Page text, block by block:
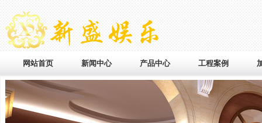
网站首页 新闻中心 产品中心 工程案例